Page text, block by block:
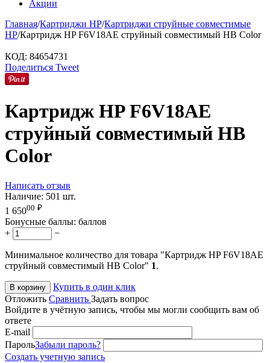
Акции
Главная/Картриджи HP/Картриджи струйные совместимые
HP/Картридж HP F6V18AE струйный совместимый HB Color
КОД: 84654731
Поделиться Tweet
Картридж HP F6V18AE
струйный совместимый HB
Color
Написать отзыв
Наличие: 501 шт.
1 65000 ₽
Бонусные баллы: баллов
+
−
Минимальное количество для товара "Картридж HP F6V18AE
струйный совместимый HB Color" 1.
В корзину
Купить в один клик
Отложить Сравнить Задать вопрос
Войдите в учётную запись, чтобы мы могли сообщить вам об
ответе
E-mail
ПарольЗабыли пароль?
Создать учетную запись